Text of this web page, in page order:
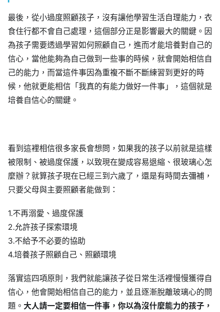
最後，從小過度照顧孩子，沒有讓他學習生活自理能力，衣
食住行都不會自己處理，這個部分正是影響最大的關鍵。因
為孩子需要透過學習如何照顧自己，進而才能培養對自己的
信心，當他能夠為自己做到一些事的時候，就會開始相信自
己的能力，而當這件事因為重複不斷不斷練習到更好的時
候，他就更能相信「我真的有能力做好一件事」，這個就是
培養自信心的關鍵。
看到這裡相信很多家長會想問，如果我的孩子以前就是這樣
被限制、被過度保護，以致現在變成容易退縮、很玻璃心怎
麼辦？就算孩子現在已經三到六歲了，還是有時間去彌補，
只要父母與主要照顧者能做到：
1.不再溺愛、過度保護
2.允許孩子探索環境
3.不給予不必要的協助
4.培養孩子照顧自己、照顧環境
落實這四項原則，我們就能讓孩子從日常生活裡慢慢獲得自
信心，他會開始相信自己的能力，並且逐漸脫離玻璃心的問
題。 大人請一定要相信一件事，你以為沒什麼能力的孩子，